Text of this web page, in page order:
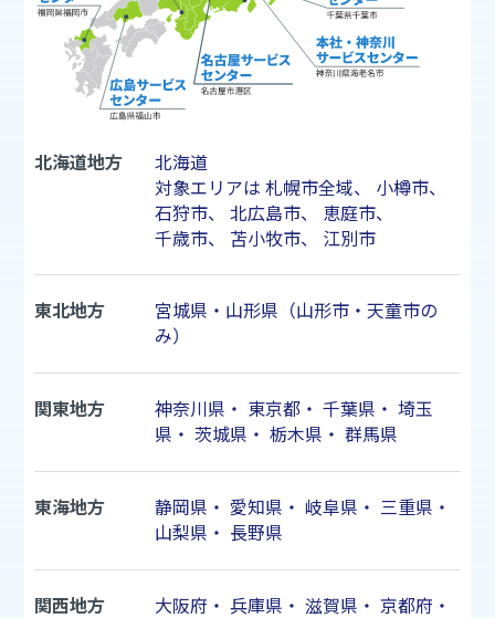
北海道地方
北海道
対象エリアは 札幌市全域、 小樽市、
石狩市、 北広島市、 恵庭市、
千歳市、 苫小牧市、 江別市
東北地方
宮城県・山形県（山形市・天童市の
み）
関東地方 神奈川県 ・ 東京都・ 千葉県 ・ 埼玉
県 ・ 茨城県 ・ 栃木県 ・ 群馬県
東海地方 静岡県 ・ 愛知県 ・ 岐阜県 ・ 三重県 ・
山梨県 ・ 長野県
関西地方 大阪府 ・ 兵庫県 ・ 滋賀県 ・ 京都府 ・